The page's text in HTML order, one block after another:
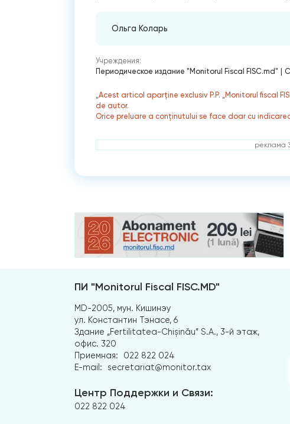
Ольга Коларь
Учреждения:
Периодическое издание "Monitorul Fiscal FISC.md" |
„Acest articol aparține exclusiv P.P. „Monitorul fiscal
de autor.
Orice preluare a conținutului se face doar cu indicarea
реклама
ПИ "Monitorul Fiscal FISC.MD"
MD-2005, мун. Кишинэу
ул. Константин Тэнасе, 6
Здание „Fertilitatea-Chișinău” S.A., 3-й этаж,
офис. 320
Приемная:
022 822 024
E-mail:
secretariat@monitor.tax
Центр Поддержки и Связи:
022 822 024